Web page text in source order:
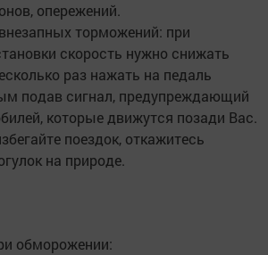
опережений.
торможений: при
скорость нужно снижать
раз нажать на педаль
подав сигнал, предупреждающий
которые движутся позади Вас.
поездок, откажитесь
на природе.
обморожении: